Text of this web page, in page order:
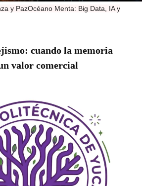
y PazOcéano Menta: Big Data, IA y
cuando la memoria
valor comercial